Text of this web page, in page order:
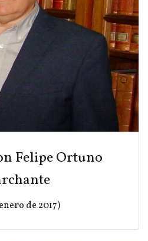
Felipe Ortuno
de 2017)